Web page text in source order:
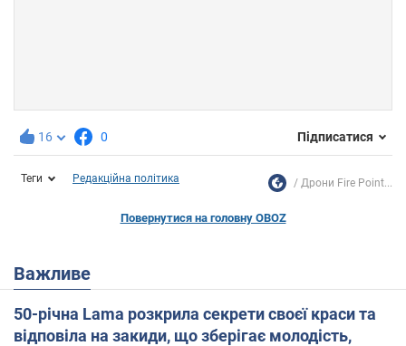
16 0 Підписатися
Теги Редакційна політика Дрони Fire Point...
Повернутися на головну OBOZ
Важливе
50-річна Lama розкрила секрети своєї краси та
відповіла на закиди, що зберігає молодість,